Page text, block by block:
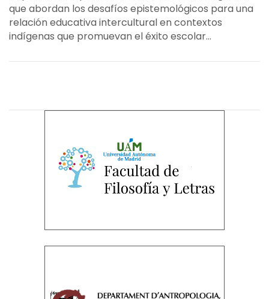
que abordan los desafíos epistemológicos para una
relación educativa intercultural en contextos
indígenas que promuevan el éxito escolar...